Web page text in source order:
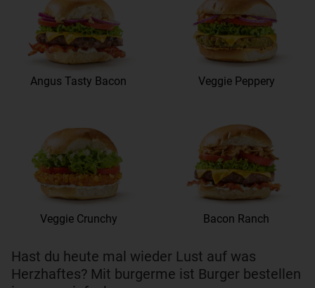
Angus Tasty Bacon Veggie Peppery
Veggie Crunchy Bacon Ranch
Hast du heute mal wieder Lust auf was
Herzhaftes? Mit burgerme ist Burger bestellen